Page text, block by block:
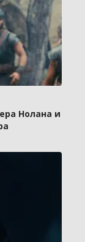
Нолана и